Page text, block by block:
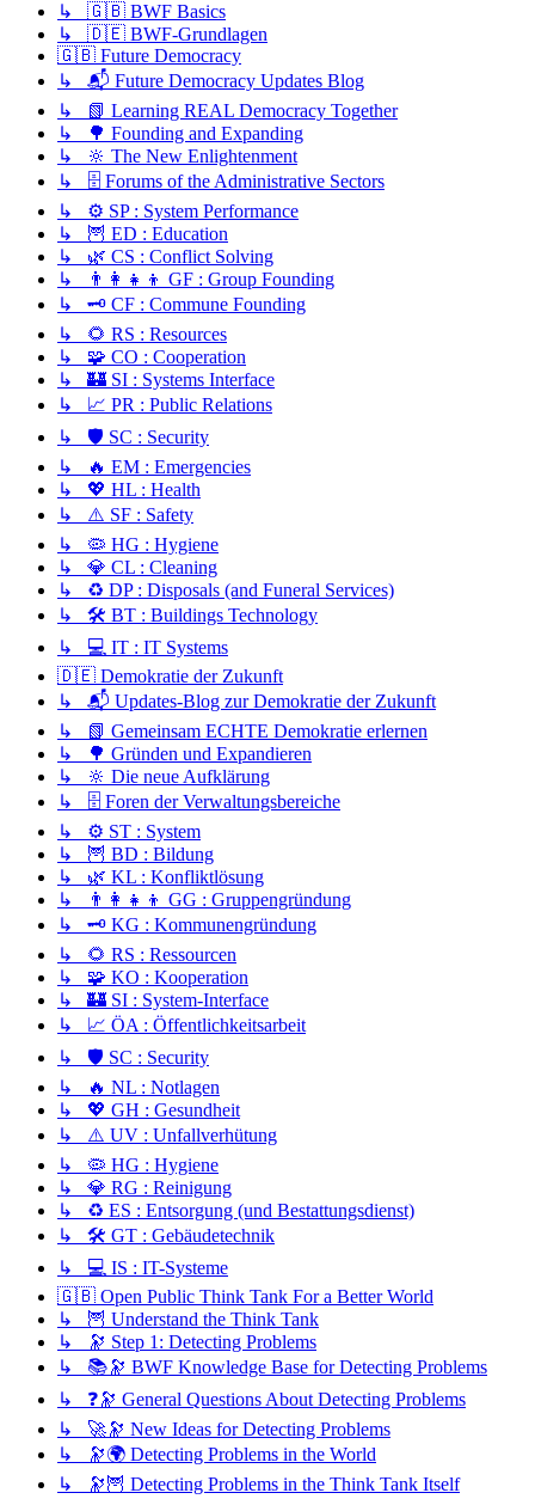
↳ 🇬🇧 BWF Basics
↳ 🇩🇪 BWF-Grundlagen
🇬🇧 Future Democracy
↳ 📬 Future Democracy Updates Blog
↳ 📗 Learning REAL Democracy Together
↳ 🌳 Founding and Expanding
↳ 🔆 The New Enlightenment
↳ 🗄️ Forums of the Administrative Sectors
↳ ⚙️ SP : System Performance
↳ 🦉 ED : Education
↳ 🌿 CS : Conflict Solving
↳ 👨‍👩‍👧‍👦 GF : Group Founding
↳ 🗝️ CF : Commune Founding
↳ 🌻 RS : Resources
↳ 🧩 CO : Cooperation
↳ 🏰 SI : Systems Interface
↳ 📈 PR : Public Relations
↳ 🛡️ SC : Security
↳ 🔥 EM : Emergencies
↳ 💖 HL : Health
↳ ⚠️ SF : Safety
↳ 🦠 HG : Hygiene
↳ 💎 CL : Cleaning
↳ ♻️ DP : Disposals (and Funeral Services)
↳ 🛠️ BT : Buildings Technology
↳ 💻 IT : IT Systems
🇩🇪 Demokratie der Zukunft
↳ 📬 Updates-Blog zur Demokratie der Zukunft
↳ 📗 Gemeinsam ECHTE Demokratie erlernen
↳ 🌳 Gründen und Expandieren
↳ 🔆 Die neue Aufklärung
↳ 🗄️ Foren der Verwaltungsbereiche
↳ ⚙️ ST : System
↳ 🦉 BD : Bildung
↳ 🌿 KL : Konfliktlösung
↳ 👨‍👩‍👧‍👦 GG : Gruppengründung
↳ 🗝️ KG : Kommunengründung
↳ 🌻 RS : Ressourcen
↳ 🧩 KO : Kooperation
↳ 🏰 SI : System-Interface
↳ 📈 ÖA : Öffentlichkeitsarbeit
↳ 🛡️ SC : Security
↳ 🔥 NL : Notlagen
↳ 💖 GH : Gesundheit
↳ ⚠️ UV : Unfallverhütung
↳ 🦠 HG : Hygiene
↳ 💎 RG : Reinigung
↳ ♻️ ES : Entsorgung (und Bestattungsdienst)
↳ 🛠️ GT : Gebäudetechnik
↳ 💻 IS : IT-Systeme
🇬🇧 Open Public Think Tank For a Better World
↳ 🦉 Understand the Think Tank
↳ 🔭 Step 1: Detecting Problems
↳ 📚🔭 BWF Knowledge Base for Detecting Problems
↳ ❓🔭 General Questions About Detecting Problems
↳ 🚀🔭 New Ideas for Detecting Problems
↳ 🔭🌍 Detecting Problems in the World
↳ 🔭🦉 Detecting Problems in the Think Tank Itself